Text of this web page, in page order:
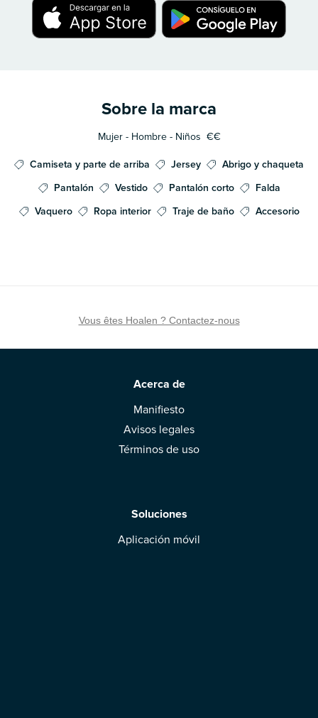
Sobre la marca
Mujer - Hombre - Niños €€
Camiseta y parte de arriba Jersey
Abrigo y chaqueta
Pantalón
Vestido Pantalón corto
Falda
Vaquero
Ropa interior Traje de baño Accesorio
Vous êtes Hoalen ? Contactez-nous
Acerca de
Manifiesto
Avisos legales
Términos de uso
Soluciones
Aplicación móvil